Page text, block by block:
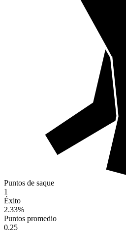
Puntos de saque
1
Éxito
2.33%
Puntos promedio
0.25